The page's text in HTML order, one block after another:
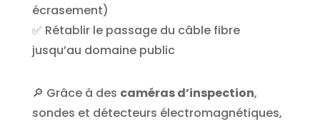
écrasement)
✅ Rétablir le passage du câble fibre
jusqu’au domaine public
🔎 Grâce à des caméras d’inspection,
sondes et détecteurs électromagnétiques,